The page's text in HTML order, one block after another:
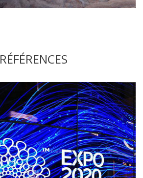
RÉFÉRENCES